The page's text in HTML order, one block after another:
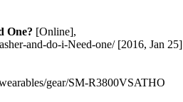
One? [Online],
and-do-i-Need-one/ [2016, Jan 25]
gear/SM-R3800VSATHO